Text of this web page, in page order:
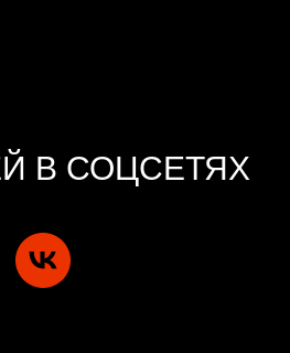
В СОЦСЕТЯХ